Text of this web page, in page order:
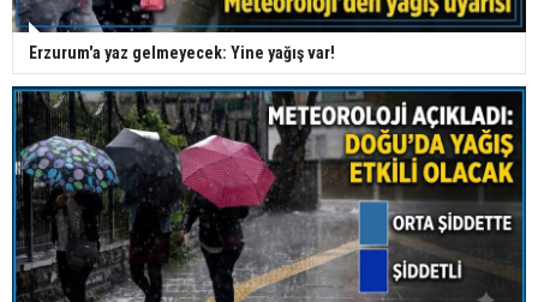
Erzurum'a yaz gelmeyecek: Yine yağış var!